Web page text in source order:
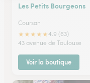
Les Petits Bourgeons
Coursan
★★★★★4.9 (63)
43 avenue de Toulouse
Voir la boutique